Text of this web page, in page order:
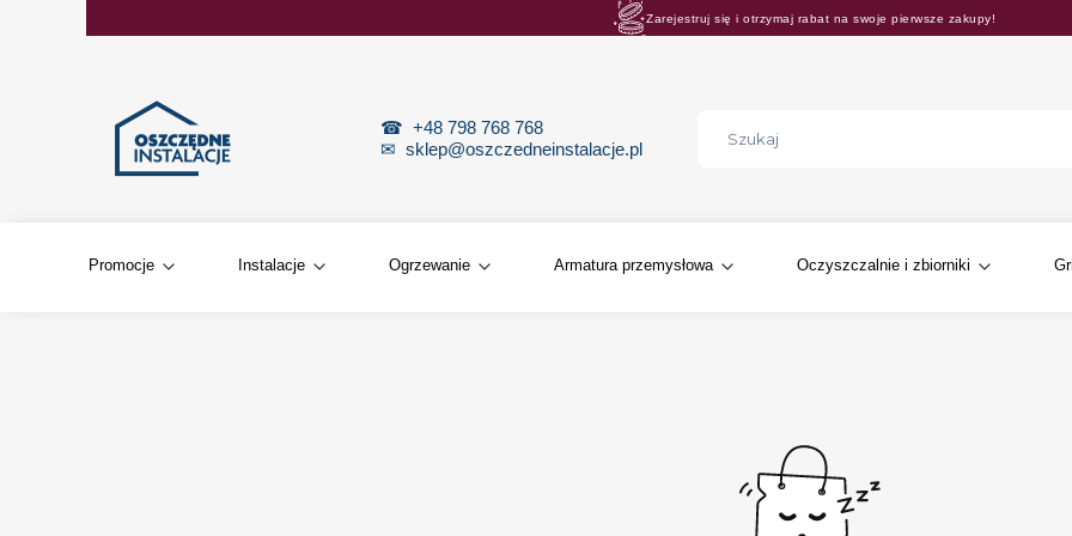
Zarejestruj się i otrzymaj rabat na swoje pierwsze zakupy!
☎ +48 798 768 768
✉ sklep@oszczedneinstalacje.pl
Promocje Instalacje Ogrzewanie Armatura przemysłowa Oczyszczalnie i zbiorniki